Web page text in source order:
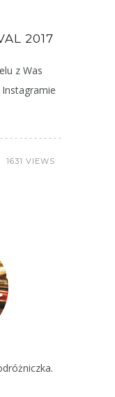
2017
z Was
1631 VIEWS